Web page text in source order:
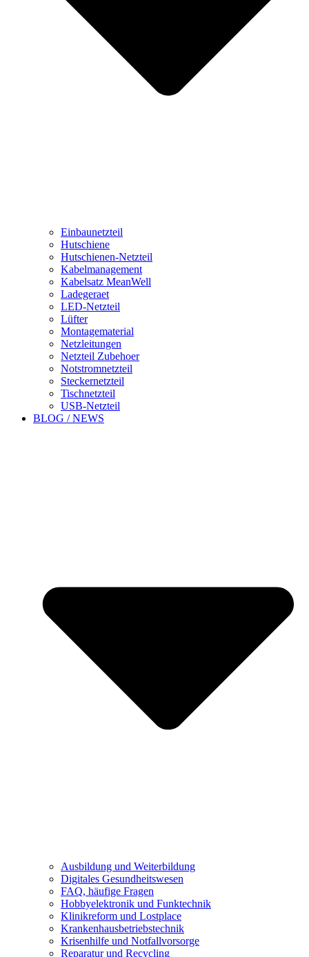
Einbaunetzteil
Hutschiene
Hutschienen-Netzteil
Kabelmanagement
Kabelsatz MeanWell
Ladegeraet
LED-Netzteil
Lüfter
Montagematerial
Netzleitungen
Netzteil Zubehoer
Notstromnetzteil
Steckernetzteil
Tischnetzteil
USB-Netzteil
BLOG / NEWS
Ausbildung und Weiterbildung
Digitales Gesundheitswesen
FAQ, häufige Fragen
Hobbyelektronik und Funktechnik
Klinikreform und Lostplace
Krankenhausbetriebstechnik
Krisenhilfe und Notfallvorsorge
Reparatur und Recycling